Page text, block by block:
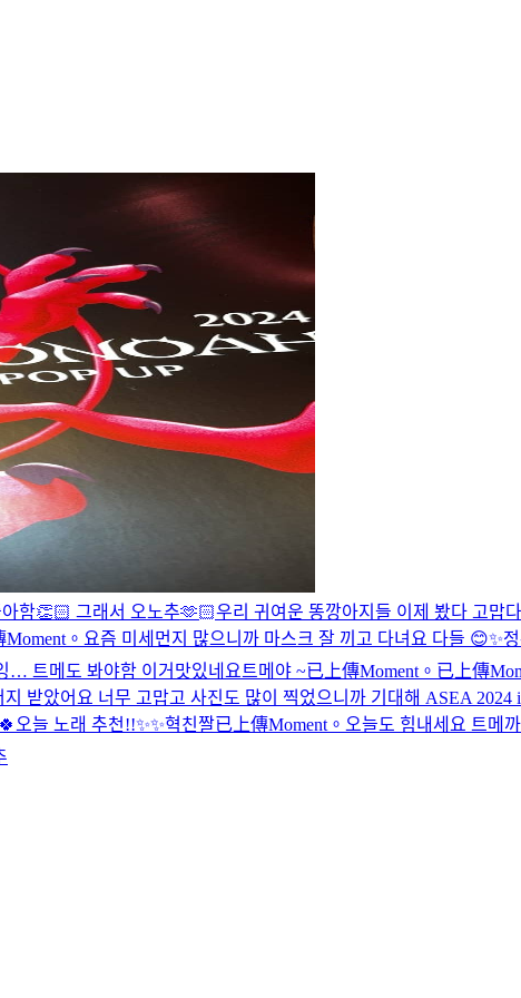
함👏🏻 그래서 오노추🫶🏻우리 귀여운 똥깡아지들 이제 봤다 고맙
。 요즘 미세먼지 많으니까 마스크 잘 끼고 다녀요 다들 😊✨
… 트메도 봐야함 이거 맛있네요 트메야 ~已上傳Moment。 已上傳
받았어요 너무 고맙고 사진도 많이 찍었으니까 기대해 ASEA 2024
오늘 노래 추천!!✨✨혁친짤已上傳Moment。 오늘도 힘내세요 트메